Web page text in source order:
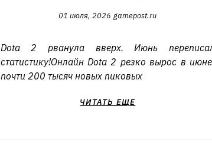
01 июля, 2026 gamepost.ru
Dota 2 рванула вверх. Июнь
статистику!Онлайн Dota 2 резко вырос в
почти 200 тысяч новых пиковых
ЧИТАТЬ ЕЩЕ